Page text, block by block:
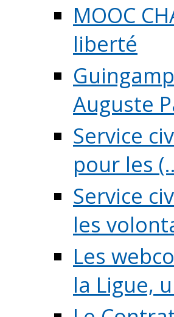
MOOC
liberté
Auguste
Service
pour les
Service
les
Les
la Ligue,